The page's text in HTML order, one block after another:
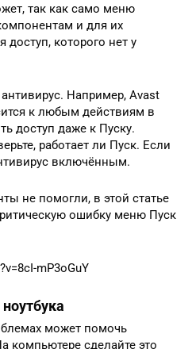
так как само меню
и для их
доступ, которого нет у
Например, Avast
к любым действиям в
доступ даже к Пуску.
работает ли Пуск. Если
включённым.
не помогли, в этой статье
ошибку меню Пуск
mP3oGuY
может помочь
компьютере сделайте это